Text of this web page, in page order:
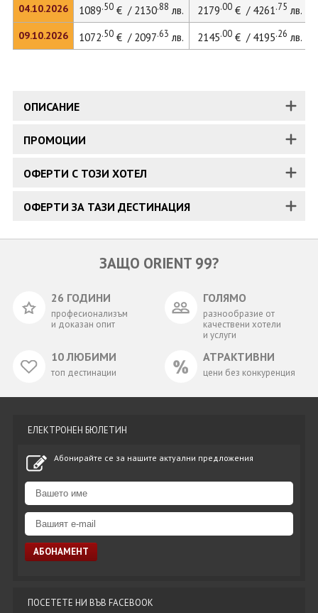
04.10.2026
09.10.2026
1089.50€ / 2130.88 лв. 2179.00€ / 4261.75 лв.
1072.50€ / 2097.63 лв. 2145.00€ / 4195.26 лв.
ОПИСАНИЕ
ПРОМОЦИИ
ОФЕРТИ С ТОЗИ ХОТЕЛ
ОФЕРТИ ЗА ТАЗИ ДЕСТИНАЦИЯ
ЗАЩО ORIENT 99?
26 ГОДИНИ
професионализъм
и доказан опит
ГОЛЯМО
разнообразие от
качествени хотели
и услуги
10 ЛЮБИМИ
топ дестинации
АТРАКТИВНИ
цени без конкуренция
ЕЛЕКТРОНЕН БЮЛЕТИН
Абонирайте се за нашите актуални предложения
ПОСЕТЕТЕ НИ ВЪВ FACEBOOK